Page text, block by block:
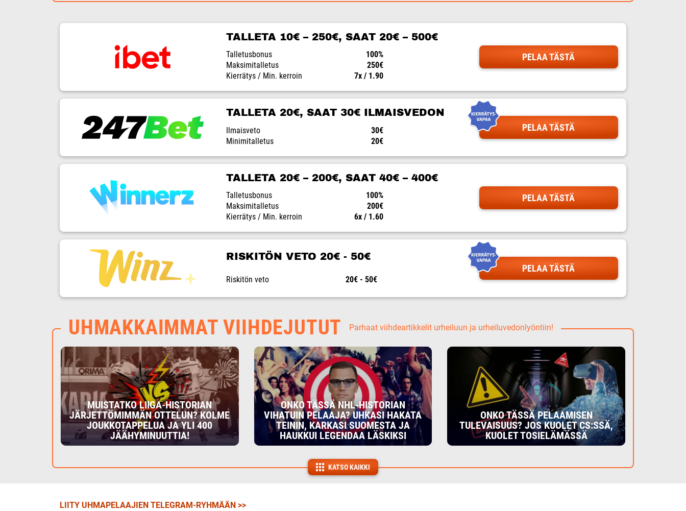
TALLETA 10€ – 250€, SAAT 20€ – 500€
Talletusbonus
100%
Maksimitalletus
250€
Kierrätys / Min. kerroin
7x / 1.90
PELAA TÄSTÄ
TALLETA 20€, SAAT 30€ ILMAISVEDON
Ilmaisveto
30€
Minimitalletus
20€
PELAA TÄSTÄ
TALLETA 20€ – 200€, SAAT 40€ – 400€
Talletusbonus
100%
Maksimitalletus
200€
Kierrätys / Min. kerroin
6x / 1.60
PELAA TÄSTÄ
RISKITÖN VETO 20€ - 50€
Riskitön veto 20€ - 50€
PELAA TÄSTÄ
UHMAKKAIMMAT VIIHDEJUTUT Parhaat viihdeartikkelit urheiluun ja urheiluvedonlyöntiin!
MUISTATKO LIIGA-HISTORIAN
JÄRJETTÖMIMMÄN OTTELUN? KOLME
JOUKKOTAPPELUA JA YLI 400
JÄÄHYMINUUTTIA!
ONKO TÄSSÄ NHL-HISTORIAN
VIHATUIN PELAAJA? UHKASI HAKATA
TEININ, KARKASI SUOMESTA JA
HAUKKUI LEGENDAA LÄSKIKSI
ONKO TÄSSÄ PELAAMISEN
TULEVAISUUS? JOS KUOLET CS:SSÄ,
KUOLET TOSIELÄMÄSSÄ
KATSO KAIKKI
LIITY UHMAPELAAJIEN TELEGRAM-RYHMÄÄN >>